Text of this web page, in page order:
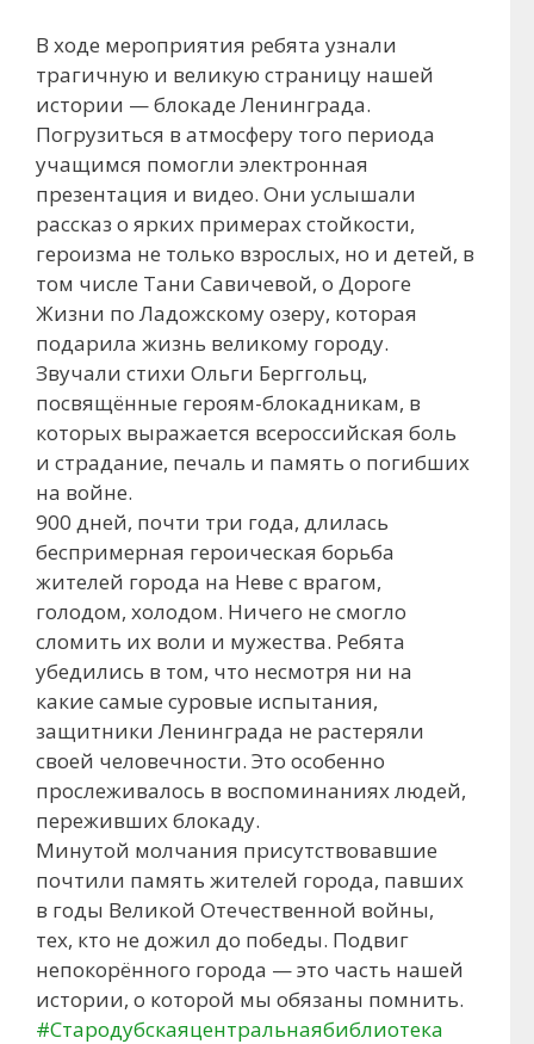
В ходе мероприятия ребята узнали
трагичную и великую страницу нашей
истории — блокаде Ленинграда.
Погрузиться в атмосферу того периода
учащимся помогли электронная
презентация и видео. Они услышали
рассказ о ярких примерах стойкости,
героизма не только взрослых, но и детей, в
том числе Тани Савичевой, о Дороге
Жизни по Ладожскому озеру, которая
подарила жизнь великому городу.
Звучали стихи Ольги Берггольц,
посвящённые героям-блокадникам, в
которых выражается всероссийская боль
и страдание, печаль и память о погибших
на войне.
900 дней, почти три года, длилась
беспримерная героическая борьба
жителей города на Неве с врагом,
голодом, холодом. Ничего не смогло
сломить их воли и мужества. Ребята
убедились в том, что несмотря ни на
какие самые суровые испытания,
защитники Ленинграда не растеряли
своей человечности. Это особенно
прослеживалось в воспоминаниях людей,
переживших блокаду.
Минутой молчания присутствовавшие
почтили память жителей города, павших
в годы Великой Отечественной войны,
тех, кто не дожил до победы. Подвиг
непокорённого города — это часть нашей
истории, о которой мы обязаны помнить.
#Стародубскаяцентральнаябиблиотека